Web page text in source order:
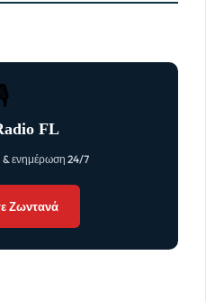
FL
& ενημέρωση 24/7
Ζωντανά